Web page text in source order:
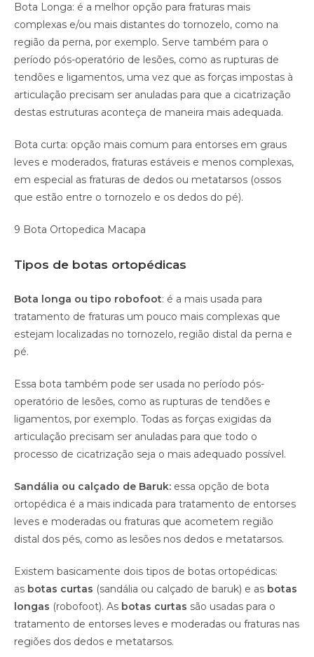
Bota Longa: é a melhor opção para fraturas mais
complexas e/ou mais distantes do tornozelo, como na
região da perna, por exemplo. Serve também para o
período pós-operatório de lesões, como as rupturas de
tendões e ligamentos, uma vez que as forças impostas à
articulação precisam ser anuladas para que a cicatrização
destas estruturas aconteça de maneira mais adequada.
Bota curta: opção mais comum para entorses em graus
leves e moderados, fraturas estáveis e menos complexas,
em especial as fraturas de dedos ou metatarsos (ossos
que estão entre o tornozelo e os dedos do pé).
9 Bota Ortopedica Macapa
Tipos de botas ortopédicas
Bota longa ou tipo robofoot: é a mais usada para
tratamento de fraturas um pouco mais complexas que
estejam localizadas no tornozelo, região distal da perna e
pé.
Essa bota também pode ser usada no período pós-
operatório de lesões, como as rupturas de tendões e
ligamentos, por exemplo. Todas as forças exigidas da
articulação precisam ser anuladas para que todo o
processo de cicatrização seja o mais adequado possível.
Sandália ou calçado de Baruk: essa opção de bota
ortopédica é a mais indicada para tratamento de entorses
leves e moderadas ou fraturas que acometem região
distal dos pés, como as lesões nos dedos e metatarsos.
Existem basicamente dois tipos de botas ortopédicas:
as botas curtas (sandália ou calçado de baruk) e as botas
longas (robofoot). As botas curtas são usadas para o
tratamento de entorses leves e moderadas ou fraturas nas
regiões dos dedos e metatarsos.